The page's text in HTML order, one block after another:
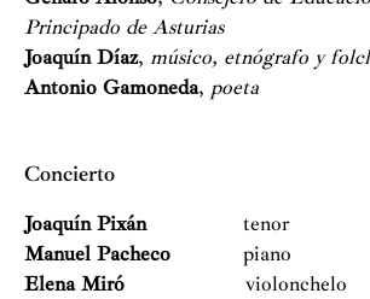
Principado de Asturias
Joaquín Díaz, músico, etnógrafo y
Antonio Gamoneda, poeta
Concierto
Joaquín Pixántenor
Manuel Pacheco piano
Elena Miró violonchelo